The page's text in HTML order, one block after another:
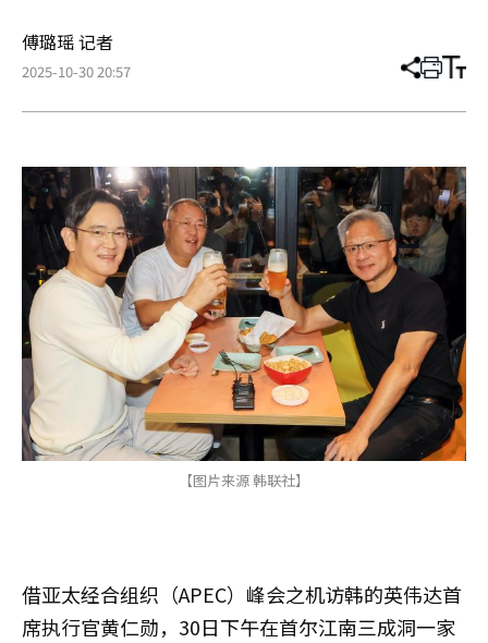
傅璐瑶 记者
2025-10-30 20:57 分
章
打 调
小
【图片来源 韩联社】
借亚太经合组织（APEC）峰会之机访韩的英伟达首
席执行官黄仁勋，30日下午在首尔江南三成洞一家